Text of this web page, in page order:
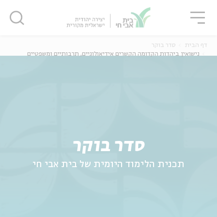
סדר בוקר
תכנית הלימוד היומית של בית אבי חי
דף הבית
סדר בוקר
נישואין ביהדות הקדומה הקשרים אידיאולוגיים, תרבותיים ומשפטיים
סגור